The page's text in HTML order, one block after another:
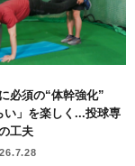
必須の“体幹強化”
い」を楽しく...投球専
工夫